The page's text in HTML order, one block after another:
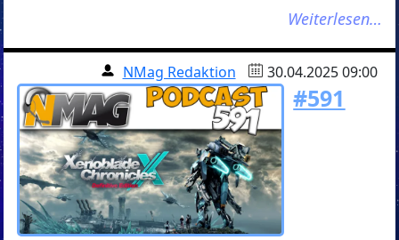
Weiterlesen…
NMag Redaktion 30.04.2025 09:00
#591